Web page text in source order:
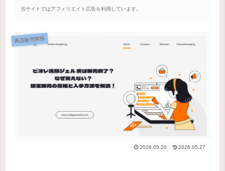
当サイトではアフィリエイト広告を利用しています。
商品販売関係
2026.05.20 2026.05.27